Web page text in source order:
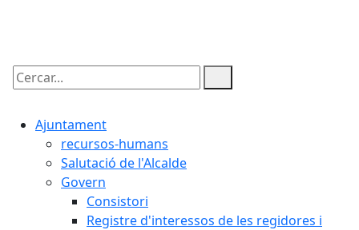
Cercar:
Ajuntament
recursos-humans
Salutació de l'Alcalde
Govern
Consistori
Registre d'interessos de les regidores i